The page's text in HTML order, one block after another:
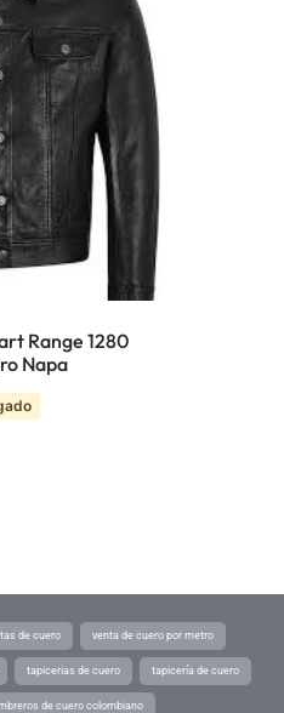
Range 1280
Napa
de cuero venta de cuero por metro
tapicerias de cuero tapicería de cuero
de cuero colombiano